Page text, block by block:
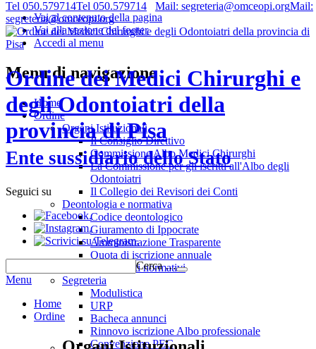
Vai al contenuto della pagina
Vai alla sezione del footer
Accedi al menu
Tel 050.579714Tel 050.579714 Mail: segreteria@omceopi.orgMail:
segreteria@omceopi.org
Ordine dei Medici Chirurghi e
degli Odontoiatri della
provincia di Pisa
Ente sussidiario dello Stato
Seguici su
.
.
.
Cerca …
Menu
Home
Ordine
Menu di navigazione
Home
Ordine
Organi Istituzionali
Il Consiglio Direttivo
Commissione Albo Medici Chirurghi
La Commissione per gli iscritti all'Albo degli
Odontoiatri
Il Collegio dei Revisori dei Conti
Deontologia e normativa
Codice deontologico
Giuramento di Ippocrate
Amministrazione Trasparente
Quota di iscrizione annuale
Riferimenti normativi
Segreteria
Modulistica
URP
Bacheca annunci
Rinnovo iscrizione Albo professionale
Convenzione PEC